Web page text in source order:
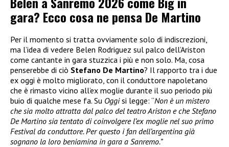
gara? Ecco cosa ne pensa De Martino
Per il momento si tratta ovviamente solo di indiscrezioni,
ma l’idea di vedere Belen Rodriguez sul palco dell’Ariston
come cantante in gara stuzzica i più e non solo. Ma, cosa
penserebbe di ciò Stefano De Martino? Il rapporto tra i due
ex oggi è molto migliorato, con il conduttore napoletano
che è rimasto vicino all’ex moglie durante il suo periodo più
buio di qualche mese fa. Su Oggisi legge: “Non è un mistero
che sia molto attratta dal palco del teatro Ariston e che Stefano
De Martino sia tentato di coinvolgere l’ex moglie nel suo primo
Festival da conduttore. Per questo i fan dell’argentina già
sognano la loro beniamina in gara a Sanremo.”